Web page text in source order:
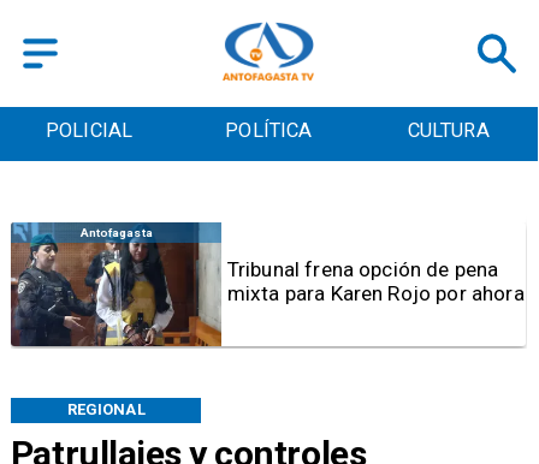
POLICIAL POLÍTICA CULTURA
Patrullajes y controles
REGIONAL
Antofagasta
Tribunal frena opción de pena
mixta para Karen Rojo por ahora